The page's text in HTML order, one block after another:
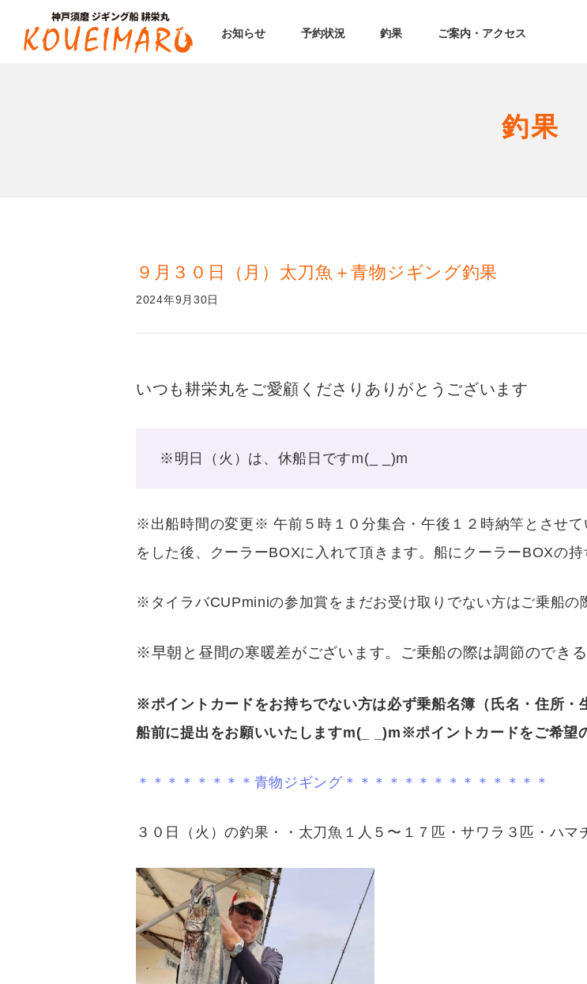
お知らせ 予約状況 釣果 ご案内・アクセス
釣果
９月３０日（月）太刀魚＋青物ジギング釣果
2024年9月30日
いつも耕栄丸をご愛顧くださりありがとうございます
※明日（火）は、休船日ですm(_ _)m
※出船時間の変更※ 午前５時１０分集合・午後１２時納竿と
をした後、クーラーBOXに入れて頂きます。船にクーラーBOXの
※タイラバCUPminiの参加賞をまだお受け取りでない方はご乗船
※早朝と昼間の寒暖差がございます。ご乗船の際は調節のでき
※ポイントカードをお持ちでない方は必ず乗船名簿（氏名・住所
船前に提出をお願いいたしますm(_ _)m※ポイントカードをご希望
＊＊＊＊＊＊＊＊青物ジギング＊＊＊＊＊＊＊＊＊＊＊＊＊＊
３０日（火）の釣果・・太刀魚１人５〜１７匹・サワラ３匹・ハ